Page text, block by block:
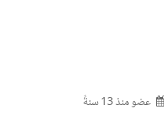
عضو منذ13 سنةً